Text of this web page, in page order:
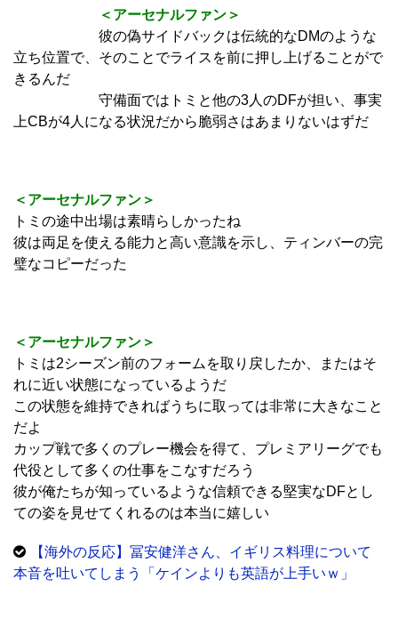
＜アーセナルファン＞
彼の偽サイドバックは伝統的なDMのような
立ち位置で、そのことでライスを前に押し上げることがで
きるんだ
守備面ではトミと他の3人のDFが担い、事実
上CBが4人になる状況だから脆弱さはあまりないはずだ
＜アーセナルファン＞
トミの途中出場は素晴らしかったね
彼は両足を使える能力と高い意識を示し、ティンバーの完
璧なコピーだった
＜アーセナルファン＞
トミは2シーズン前のフォームを取り戻したか、またはそ
れに近い状態になっているようだ
この状態を維持できればうちに取っては非常に大きなこと
だよ
カップ戦で多くのプレー機会を得て、プレミアリーグでも
代役として多くの仕事をこなすだろう
彼が俺たちが知っているような信頼できる堅実なDFとし
ての姿を見せてくれるのは本当に嬉しい
【海外の反応】冨安健洋さん、イギリス料理について
本音を吐いてしまう「ケインよりも英語が上手いｗ」